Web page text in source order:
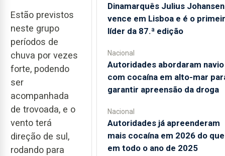
Estão previstos
neste grupo
períodos de
chuva por vezes
forte, podendo
ser
acompanhada
de trovoada, e o
vento terá
direção de sul,
rodando para
Dinamarquês Julius Johansen
vence em Lisboa e é o
líder da 87.ª edição
Nacional
Autoridades abordaram navio
com cocaína em alto-mar
garantir apreensão da droga
Nacional
Autoridades já apreenderam
mais cocaína em 2026 do que
em todo o ano de 2025